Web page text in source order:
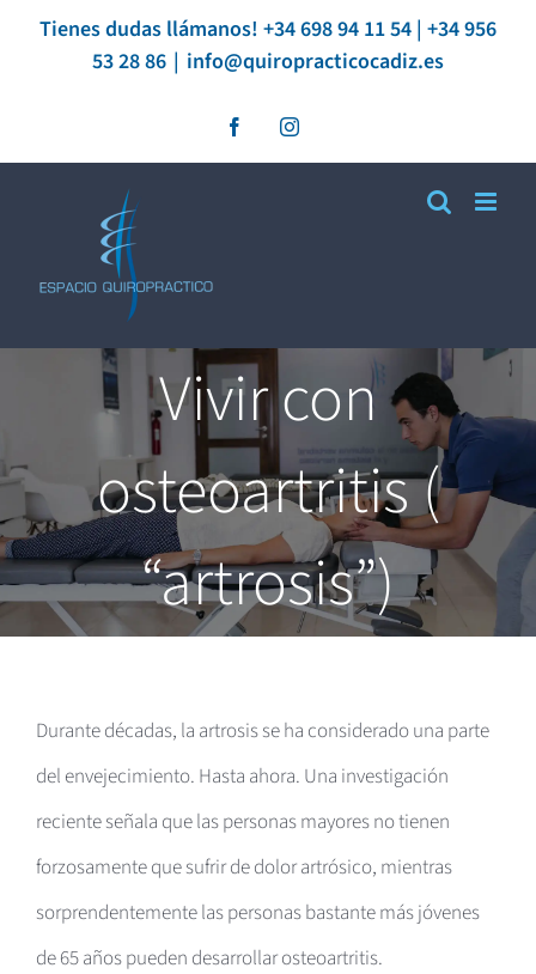
SaltarTienes dudas llámanos! +34 698 94 11 54 | +34 956
53 28 86 | info@quiropracticocadiz.es
FacebookInstagram
Vivir con
osteoartritis (
“artrosis”)
Durante décadas, la artrosis se ha considerado una parte
del envejecimiento. Hasta ahora. Una investigación
reciente señala que las personas mayores no tienen
forzosamente que sufrir de dolor artrósico, mientras
sorprendentemente las personas bastante más jóvenes
de 65 años pueden desarrollar osteoartritis.